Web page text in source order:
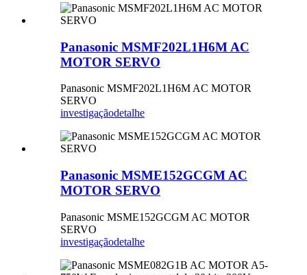
Panasonic MSMF202L1H6M AC
MOTOR SERVO
Panasonic MSMF202L1H6M AC MOTOR
SERVO
investigaçãodetalhe
Panasonic MSME152GCGM AC
MOTOR SERVO
Panasonic MSME152GCGM AC MOTOR
SERVO
investigaçãodetalhe